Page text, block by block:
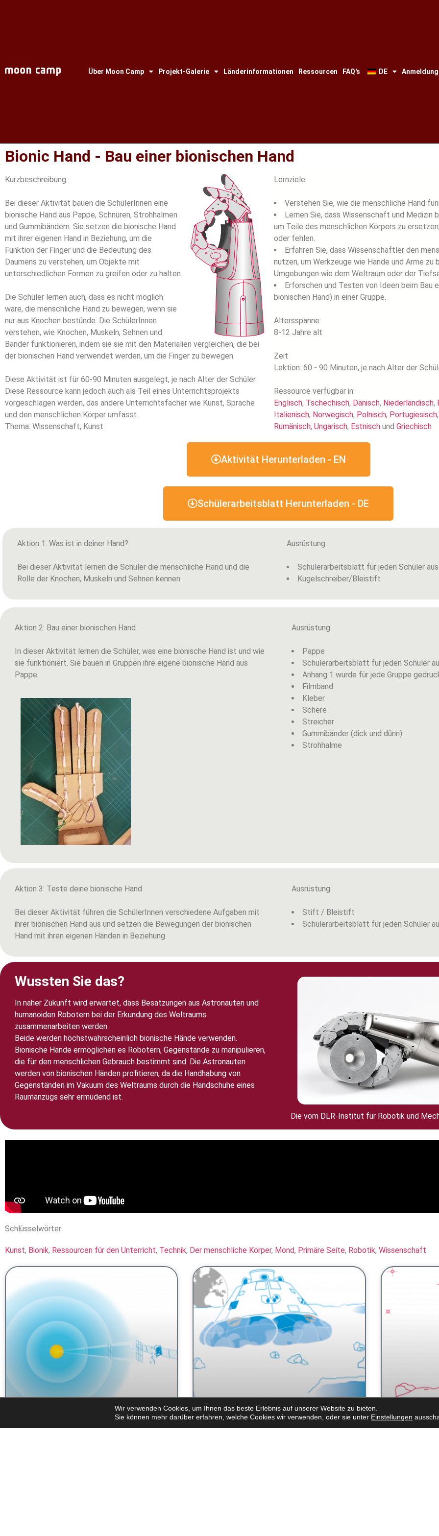
Über Moon Camp Projekt-Galerie Länderinformationen Ressourcen FAQ's DE Anmeldung
Bionic Hand - Bau einer bionischen Hand
Kurzbeschreibung:
Bei dieser Aktivität bauen die SchülerInnen eine
bionische Hand aus Pappe, Schnüren, Strohhalmen
und Gummibändern. Sie setzen die bionische Hand
mit ihrer eigenen Hand in Beziehung, um die
Funktion der Finger und die Bedeutung des
Daumens zu verstehen, um Objekte mit
unterschiedlichen Formen zu greifen oder zu halten.
Die Schüler lernen auch, dass es nicht möglich
wäre, die menschliche Hand zu bewegen, wenn sie
nur aus Knochen bestünde. Die SchülerInnen
verstehen, wie Knochen, Muskeln, Sehnen und
Bänder funktionieren, indem sie sie mit den Materialien vergleichen, die bei
der bionischen Hand verwendet werden, um die Finger zu bewegen.
Diese Aktivität ist für 60-90 Minuten ausgelegt, je nach Alter der Schüler.
Diese Ressource kann jedoch auch als Teil eines Unterrichtsprojekts
vorgeschlagen werden, das andere Unterrichtsfächer wie Kunst, Sprache
und den menschlichen Körper umfasst.
Thema: Wissenschaft, Kunst
Lernziele
Verstehen Sie, wie die menschliche Hand
Lernen Sie, dass Wissenschaft und Medizin
um Teile des menschlichen Körpers zu
oder fehlen.
Erfahren Sie, dass Wissenschaftler den
nutzen, um Werkzeuge wie Hände und Arme zu
Umgebungen wie dem Weltraum oder der
Erforschen und Testen von Ideen beim Bau
bionischen Hand) in einer Gruppe.
Altersspanne:
8-12 Jahre alt
Zeit
Lektion: 60 - 90 Minuten, je nach Alter der
Ressource verfügbar in:
Englisch, Tschechisch, Dänisch, Niederländisch,
Italienisch, Norwegisch, Polnisch, Portugiesisch
Rumänisch,Ungarisch, Estnisch undGriechisch
Aktivität Herunterladen - EN
Schülerarbeitsblatt Herunterladen - DE
Aktion 1: Was ist in deiner Hand?
Bei dieser Aktivität lernen die Schüler die menschliche Hand und die
Rolle der Knochen, Muskeln und Sehnen kennen.
Ausrüstung
Schülerarbeitsblatt für jeden Schüler
Kugelschreiber/Bleistift
Aktion 2: Bau einer bionischen Hand
In dieser Aktivität lernen die Schüler, was eine bionische Hand ist und wie
sie funktioniert. Sie bauen in Gruppen ihre eigene bionische Hand aus
Pappe.
Ausrüstung
Pappe
Schülerarbeitsblatt für jeden Schüler
Anhang 1 wurde für jede Gruppe
Filmband
Kleber
Schere
Streicher
Gummibänder (dick und dünn)
Strohhalme
Aktion 3: Teste deine bionische Hand
Bei dieser Aktivität führen die SchülerInnen verschiedene Aufgaben mit
ihrer bionischen Hand aus und setzen die Bewegungen der bionischen
Hand mit ihren eigenen Händen in Beziehung.
Ausrüstung
Stift / Bleistift
Schülerarbeitsblatt für jeden Schüler
Wussten Sie das?
In naher Zukunft wird erwartet, dass Besatzungen aus Astronauten und
humanoiden Robotern bei der Erkundung des Weltraums
zusammenarbeiten werden.
Beide werden höchstwahrscheinlich bionische Hände verwenden.
Bionische Hände ermöglichen es Robotern, Gegenstände zu manipulieren,
die für den menschlichen Gebrauch bestimmt sind. Die Astronauten
werden von bionischen Händen profitieren, da die Handhabung von
Gegenständen im Vakuum des Weltraums durch die Handschuhe eines
Raumanzugs sehr ermüdend ist.
Die vom DLR-Institut für Robotik und
Schlüsselwörter:
Kunst, Bionik, Ressourcen für den Unterricht, Technik, Der menschliche Körper, Mond, Primäre Seite, Robotik, Wissenschaft
Wir verwenden Cookies, um Ihnen das beste Erlebnis auf unserer Website zu bieten.
Sie können mehr darüber erfahren, welche Cookies wir verwenden, oder sie unter Einstellungen